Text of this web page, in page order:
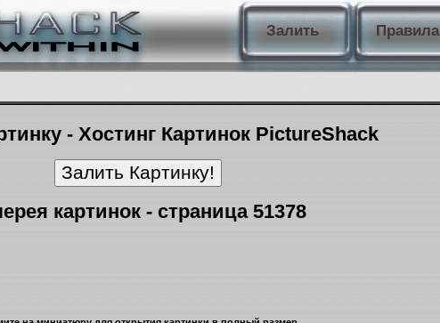
Залить Правила
- Хостинг Картинок PictureShack
картинок - страница 51378